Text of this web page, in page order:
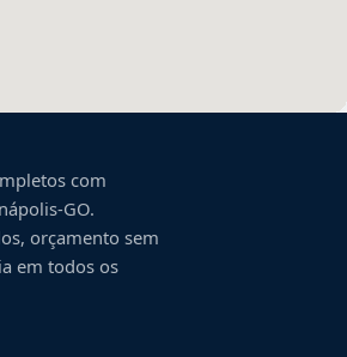
com
-GO.
orçamento sem
em todos os